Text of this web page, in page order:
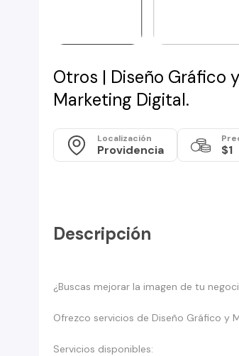
Otros | Diseño Gráfico
Marketing Digital.
Localización
Providencia $1
Descripción
¿Buscas mejorar la imagen de tu
Ofrezco servicios de Diseño Gráfico y
Servicios disponibles: